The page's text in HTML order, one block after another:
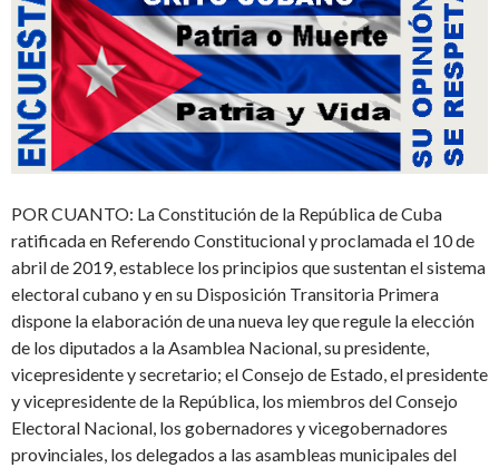
POR CUANTO: La Constitución de la República de Cuba
ratificada en Referendo Constitucional y proclamada el 10 de
abril de 2019, establece los principios que sustentan el sistema
electoral cubano y en su Disposición Transitoria Primera
dispone la elaboración de una nueva ley que regule la elección
de los diputados a la Asamblea Nacional, su presidente,
vicepresidente y secretario; el Consejo de Estado, el presidente
y vicepresidente de la República, los miembros del Consejo
Electoral Nacional, los gobernadores y vicegobernadores
provinciales, los delegados a las asambleas municipales del